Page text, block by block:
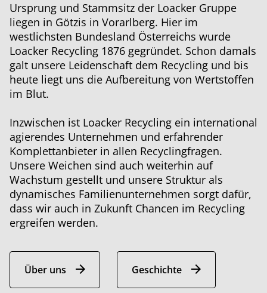
Ursprung und Stammsitz der Loacker Gruppe
liegen in Götzis in Vorarlberg. Hier im
westlichsten Bundesland Österreichs wurde
Loacker Recycling 1876 gegründet. Schon damals
galt unsere Leidenschaft dem Recycling und bis
heute liegt uns die Aufbereitung von Wertstoffen
im Blut.
Inzwischen ist Loacker Recycling ein international
agierendes Unternehmen und erfahrender
Komplettanbieter in allen Recyclingfragen.
Unsere Weichen sind auch weiterhin auf
Wachstum gestellt und unsere Struktur als
dynamisches Familienunternehmen sorgt dafür,
dass wir auch in Zukunft Chancen im Recycling
ergreifen werden.
Über uns Geschichte